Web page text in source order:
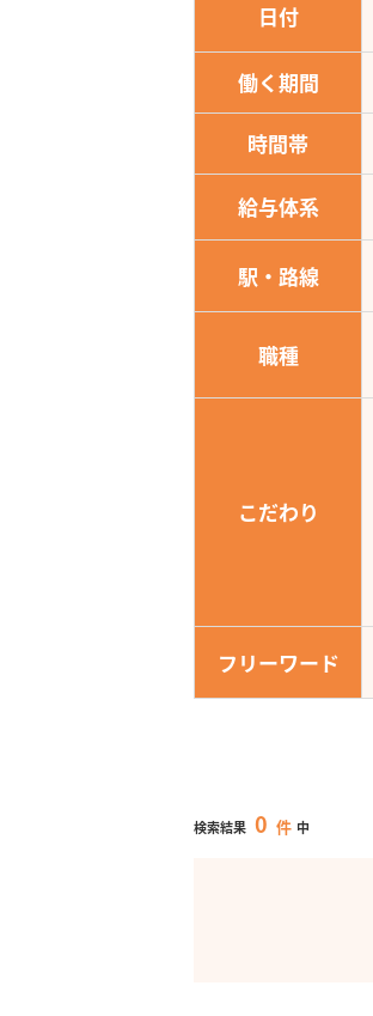
日付
働く期間
時間帯
給与体系
駅・路線
職種
こだわり
フリーワード
検索結果 0 件 中